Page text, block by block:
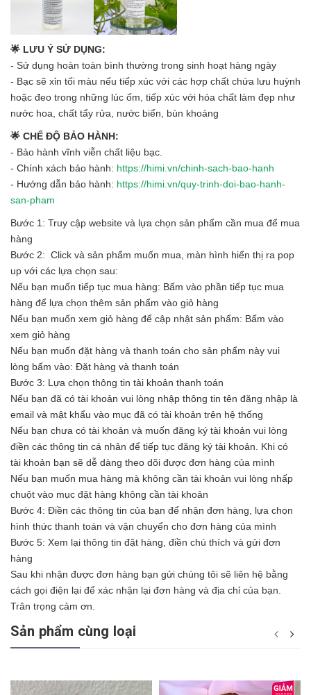
🌟 LƯU Ý SỬ DỤNG:
- Sử dụng hoàn toàn bình thường trong sinh hoạt hàng ngày
- Bạc sẽ xỉn tối màu nếu tiếp xúc với các hợp chất chứa lưu huỳnh
hoặc đeo trong những lúc ốm, tiếp xúc với hóa chất làm đẹp như
nước hoa, chất tẩy rửa, nước biển, bùn khoáng
🌟 CHẾ ĐỘ BẢO HÀNH:
- Bảo hành vĩnh viễn chất liệu bạc.
- Chính xách bảo hành: https://himi.vn/chinh-sach-bao-hanh
- Hướng dẫn bảo hành: https://himi.vn/quy-trinh-doi-bao-hanh-
san-pham
Bước 1: Truy cập website và lựa chọn sản phẩm cần mua để mua
hàng
Bước 2: Click và sản phẩm muốn mua, màn hình hiển thị ra pop
up với các lựa chọn sau:
Nếu bạn muốn tiếp tục mua hàng: Bấm vào phần tiếp tục mua
hàng để lựa chọn thêm sản phẩm vào giỏ hàng
Nếu bạn muốn xem giỏ hàng để cập nhật sản phẩm: Bấm vào
xem giỏ hàng
Nếu bạn muốn đặt hàng và thanh toán cho sản phẩm này vui
lòng bấm vào: Đặt hàng và thanh toán
Bước 3: Lựa chọn thông tin tài khoản thanh toán
Nếu bạn đã có tài khoản vui lòng nhập thông tin tên đăng nhập là
email và mật khẩu vào mục đã có tài khoản trên hệ thống
Nếu bạn chưa có tài khoản và muốn đăng ký tài khoản vui lòng
điền các thông tin cá nhân để tiếp tục đăng ký tài khoản. Khi có
tài khoản bạn sẽ dễ dàng theo dõi được đơn hàng của mình
Nếu bạn muốn mua hàng mà không cần tài khoản vui lòng nhấp
chuột vào mục đặt hàng không cần tài khoản
Bước 4: Điền các thông tin của bạn để nhận đơn hàng, lựa chọn
hình thức thanh toán và vận chuyển cho đơn hàng của mình
Bước 5: Xem lại thông tin đặt hàng, điền chú thích và gửi đơn
hàng
Sau khi nhận được đơn hàng bạn gửi chúng tôi sẽ liên hệ bằng
cách gọi điện lại để xác nhận lại đơn hàng và địa chỉ của bạn.
Trân trọng cảm ơn.
Sản phẩm cùng loại